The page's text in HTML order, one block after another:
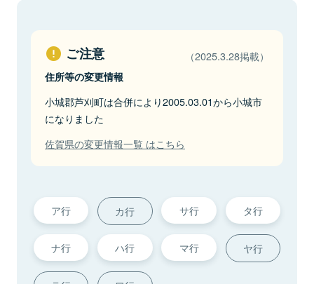
ご注意 （2025.3.28掲載）
住所等の変更情報
小城郡芦刈町は合併により2005.03.01から小城市
になりました
佐賀県の変更情報一覧 はこちら
ア行 カ行 サ行 タ行
ナ行 ハ行 マ行 ヤ行